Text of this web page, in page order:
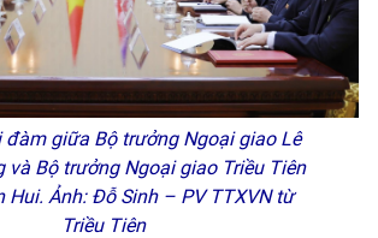
đàm giữa Bộ trưởng Ngoại giao Lê
và Bộ trưởng Ngoại giao Triều Tiên
Hui. Ảnh: Đỗ Sinh – PV TTXVN từ
Triều Tiên